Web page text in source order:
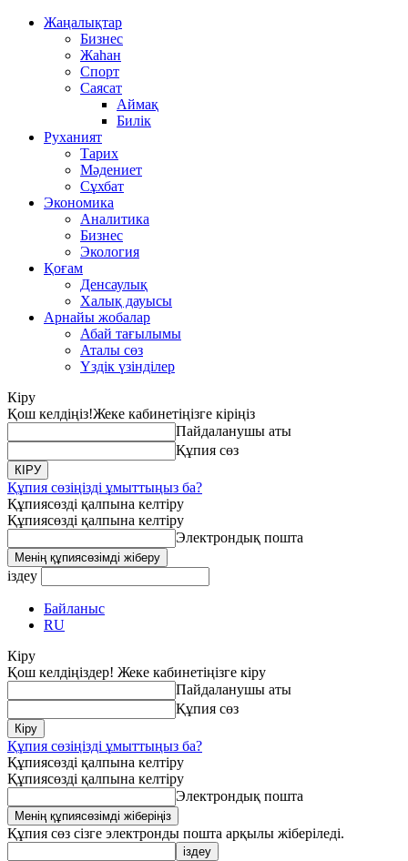
Жаңалықтар
Бизнес
Жаһан
Спорт
Саясат
Аймақ
Билік
Руханият
Тарих
Мәдениет
Сұхбат
Экономика
Аналитика
Бизнес
Экология
Қоғам
Денсаулық
Халық дауысы
Арнайы жобалар
Абай тағылымы
Аталы сөз
Үздік үзінділер
Кіру
Қош келдіңіз!Жеке кабинетіңізге кіріңіз
Пайдаланушы аты
Құпия сөз
Құпия сөзіңізді ұмыттыңыз ба?
Құпиясөзді қалпына келтіру
Құпиясөзді қалпына келтіру
Электрондық пошта
іздеу
Байланыс
RU
Кіру
Қош келдіңіздер! Жеке кабинетіңізге кіру
Пайдаланушы аты
Құпия сөз
Құпия сөзіңізді ұмыттыңыз ба?
Құпиясөзді қалпына келтіру
Құпиясөзді қалпына келтіру
Электрондық пошта
Құпия сөз сізге электронды пошта арқылы жіберіледі.